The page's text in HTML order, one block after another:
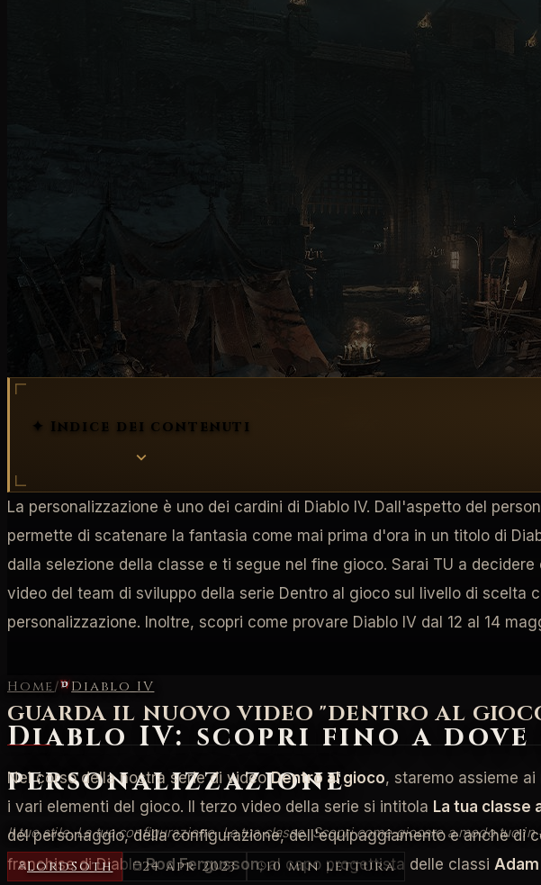
Home/ Diablo IV
Diablo IV: scopri fino a dove
personalizzazione
Il tuo stile. La tua configurazione. La tua classe. Scopri come giocare a modo tuo in
LordSoth 24 apr 2023 10 min lettura
✦ Indice dei contenuti
La personalizzazione è uno dei cardini di Diablo IV. Dall'aspetto del
permette di scatenare la fantasia come mai prima d'ora in un titolo di
dalla selezione della classe e ti segue nel fine gioco. Sarai TU a
video del team di sviluppo della serie Dentro al gioco sul livello di
personalizzazione. Inoltre, scopri come provare Diablo IV dal 12 al 14
GUARDA IL NUOVO VIDEO "DENTRO AL
Nel corso della nostra serie di videoDentro al gioco, staremo assieme
i vari elementi del gioco. Il terzo video della serie si intitola La tua classe
del personaggio, della configurazione, dell'equipaggiamento e anche di
franchise di DiabloRod Fergusson, al capo progettista delle classi